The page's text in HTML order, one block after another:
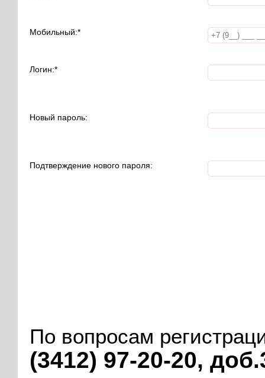
Мобильный:*
Логин:*
Новый пароль:
Подтверждение нового пароля:
По вопросам
(3412) 97-20-20,